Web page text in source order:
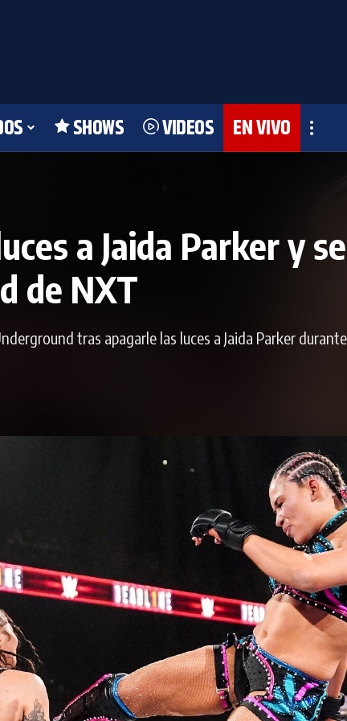
SHOWS VIDEOS EN VIVO
a Jaida Parker y
de NXT
tras apagarle las luces a Jaida Parker durante